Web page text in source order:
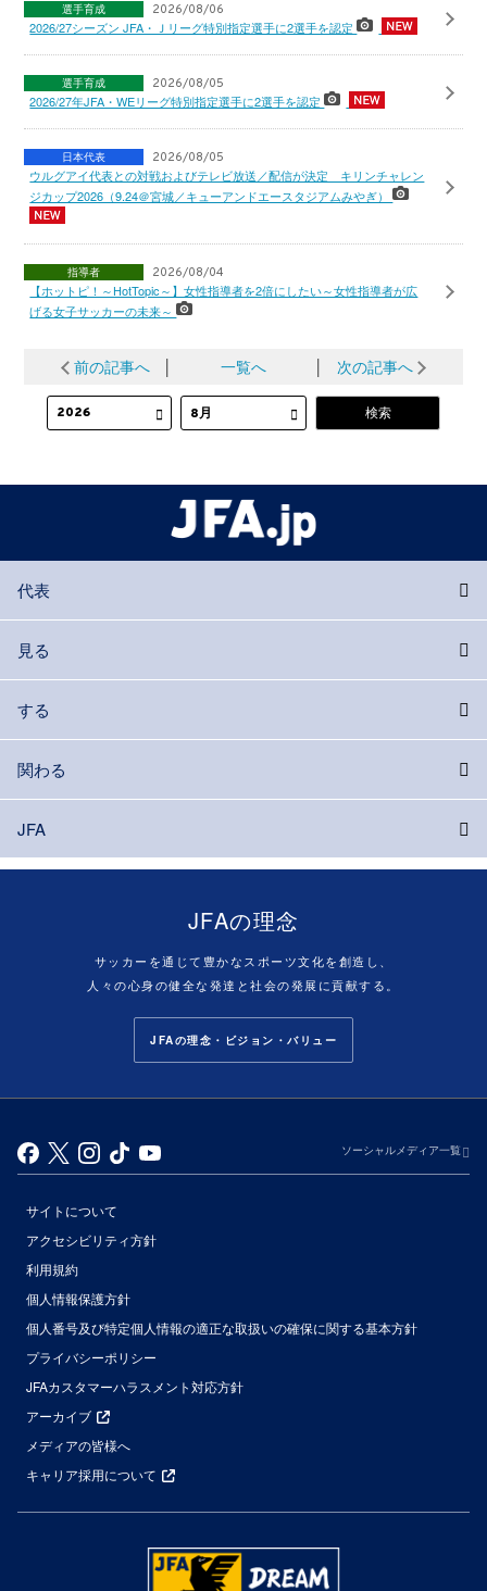
選手育成 2026/08/06
2026/27シーズン JFA・Ｊリーグ特別指定選手に2選手を認定
選手育成 2026/08/05
2026/27年JFA・WEリーグ特別指定選手に2選手を認定
日本代表 2026/08/05
ウルグアイ代表との対戦およびテレビ放送／配信が決定 キリンチャレン
ジカップ2026（9.24＠宮城／キューアンドエースタジアムみやぎ）
指導者 2026/08/04
【ホットピ！～HotTopic～】女性指導者を2倍にしたい～女性指導者が広
げる女子サッカーの未来～
前の記事へ 一覧へ 次の記事へ
代表
見る
する
関わる
JFA
JFAの理念
サッカーを通じて豊かなスポーツ文化を創造し、
人々の心身の健全な発達と社会の発展に貢献する。
JFAの理念・ビジョン・バリュー
ソーシャルメディア一覧
サイトについて
アクセシビリティ方針
利用規約
個人情報保護方針
個人番号及び特定個人情報の適正な取扱いの確保に関する基本方針
プライバシーポリシー
JFAカスタマーハラスメント対応方針
アーカイブ
メディアの皆様へ
キャリア採用について